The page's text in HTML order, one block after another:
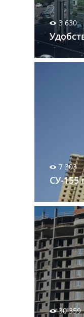
3 630
7 303
СУ-155
30 359